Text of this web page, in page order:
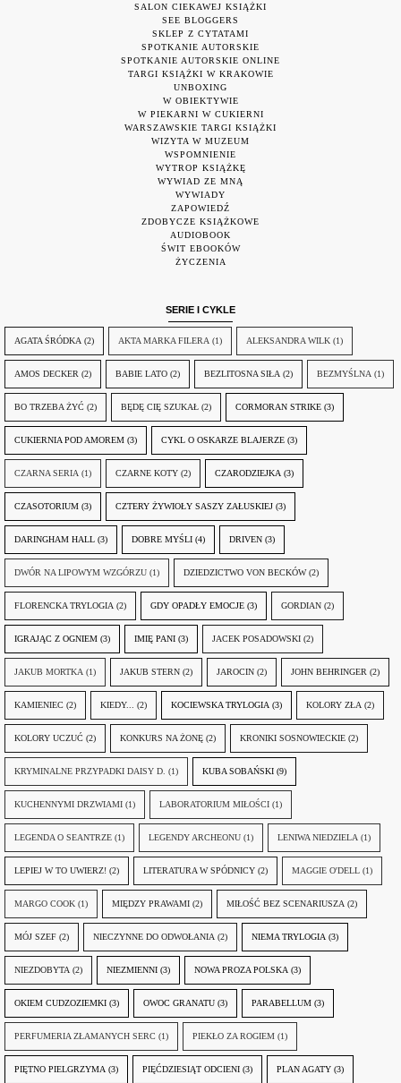
SALON CIEKAWEJ KSIĄŻKI
SEE BLOGGERS
SKLEP Z CYTATAMI
SPOTKANIE AUTORSKIE
SPOTKANIE AUTORSKIE ONLINE
TARGI KSIĄŻKI W KRAKOWIE
UNBOXING
W OBIEKTYWIE
W PIEKARNI W CUKIERNI
WARSZAWSKIE TARGI KSIĄŻKI
WIZYTA W MUZEUM
WSPOMNIENIE
WYTROP KSIĄŻKĘ
WYWIAD ZE MNĄ
WYWIADY
ZAPOWIEDŹ
ZDOBYCZE KSIĄŻKOWE
AUDIOBOOK
ŚWIT EBOOKÓW
ŻYCZENIA
SERIE I CYKLE
AGATA ŚRÓDKA (2) AKTA MARKA FILERA (1) ALEKSANDRA WILK (1)
AMOS DECKER (2) BABIE LATO (2) BEZLITOSNA SIŁA (2) BEZMYŚLNA (1)
BO TRZEBA ŻYĆ (2) BĘDĘ CIĘ SZUKAŁ (2) CORMORAN STRIKE (3)
CUKIERNIA POD AMOREM (3) CYKL O OSKARZE BLAJERZE (3)
CZARNA SERIA (1) CZARNE KOTY (2) CZARODZIEJKA (3)
CZASOTORIUM (3) CZTERY ŻYWIOŁY SASZY ZAŁUSKIEJ (3)
DARINGHAM HALL (3) DOBRE MYŚLI (4) DRIVEN (3)
DWÓR NA LIPOWYM WZGÓRZU (1) DZIEDZICTWO VON BECKÓW (2)
FLORENCKA TRYLOGIA (2) GDY OPADŁY EMOCJE (3) GORDIAN (2)
IGRAJĄC Z OGNIEM (3) IMIĘ PANI (3) JACEK POSADOWSKI (2)
JAKUB MORTKA (1) JAKUB STERN (2) JAROCIN (2) JOHN BEHRINGER (2)
KAMIENIEC (2) KIEDY... (2) KOCIEWSKA TRYLOGIA (3) KOLORY ZŁA (2)
KOLORY UCZUĆ (2) KONKURS NA ŻONĘ (2) KRONIKI SOSNOWIECKIE (2)
KRYMINALNE PRZYPADKI DAISY D. (1) KUBA SOBAŃSKI (9)
KUCHENNYMI DRZWIAMI (1) LABORATORIUM MIŁOŚCI (1)
LEGENDA O SEANTRZE (1) LEGENDY ARCHEONU (1) LENIWA NIEDZIELA (1)
LEPIEJ W TO UWIERZ! (2) LITERATURA W SPÓDNICY (2) MAGGIE O'DELL (1)
MARGO COOK (1) MIĘDZY PRAWAMI (2) MIŁOŚĆ BEZ SCENARIUSZA (2)
MÓJ SZEF (2) NIECZYNNE DO ODWOŁANIA (2) NIEMA TRYLOGIA (3)
NIEZDOBYTA (2) NIEZMIENNI (3) NOWA PROZA POLSKA (3)
OKIEM CUDZOZIEMKI (3) OWOC GRANATU (3) PARABELLUM (3)
PERFUMERIA ZŁAMANYCH SERC (1) PIEKŁO ZA ROGIEM (1)
PIĘTNO PIELGRZYMA (3) PIĘĆDZIESIĄT ODCIENI (3) PLAN AGATY (3)